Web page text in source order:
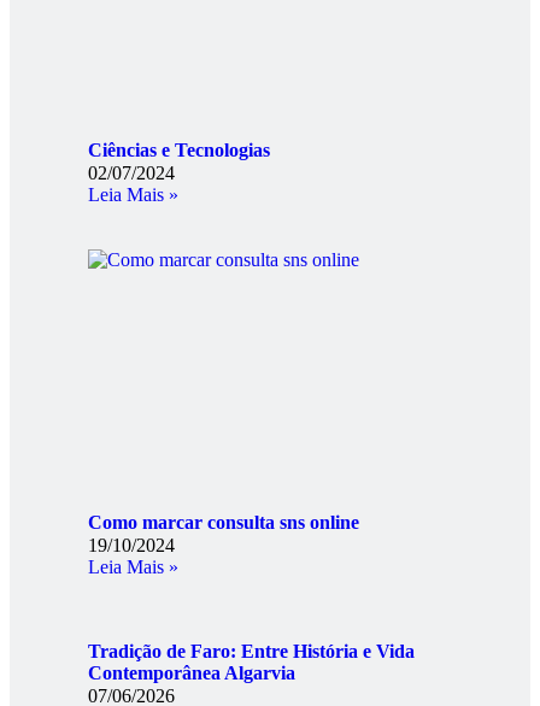
Ciências e Tecnologias
02/07/2024
Leia Mais »
Como marcar consulta sns online
19/10/2024
Leia Mais »
Tradição de Faro: Entre História e Vida
Contemporânea Algarvia
07/06/2026